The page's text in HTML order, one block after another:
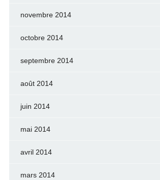
novembre 2014
octobre 2014
septembre 2014
août 2014
juin 2014
mai 2014
avril 2014
mars 2014